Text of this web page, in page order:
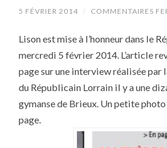
5 FÉVRIER 2014 / COMMENTAIRES
Lison est mise à l’honneur dans le
mercredi 5 février 2014. L’article
page sur une interview réalisée par
du Républicain Lorrain il y a une
gymanse de Brieux. Un petite photo
page.